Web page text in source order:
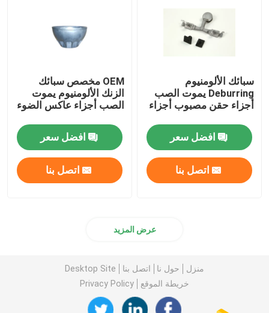
سبائك الألومنيوم
Deburring يموت الصب
أجزاء حقن مصبوب أجزاء
افضل سعر
اتصل بنا
OEM مخصص سبائك
الزنك الألومنيوم يموت
الصب أجزاء عاكس الضوء
افضل سعر
اتصل بنا
عرض المزيد
منزل حول نا اتصل بنا
Desktop Site
خريطة الموقع
Privacy Policy